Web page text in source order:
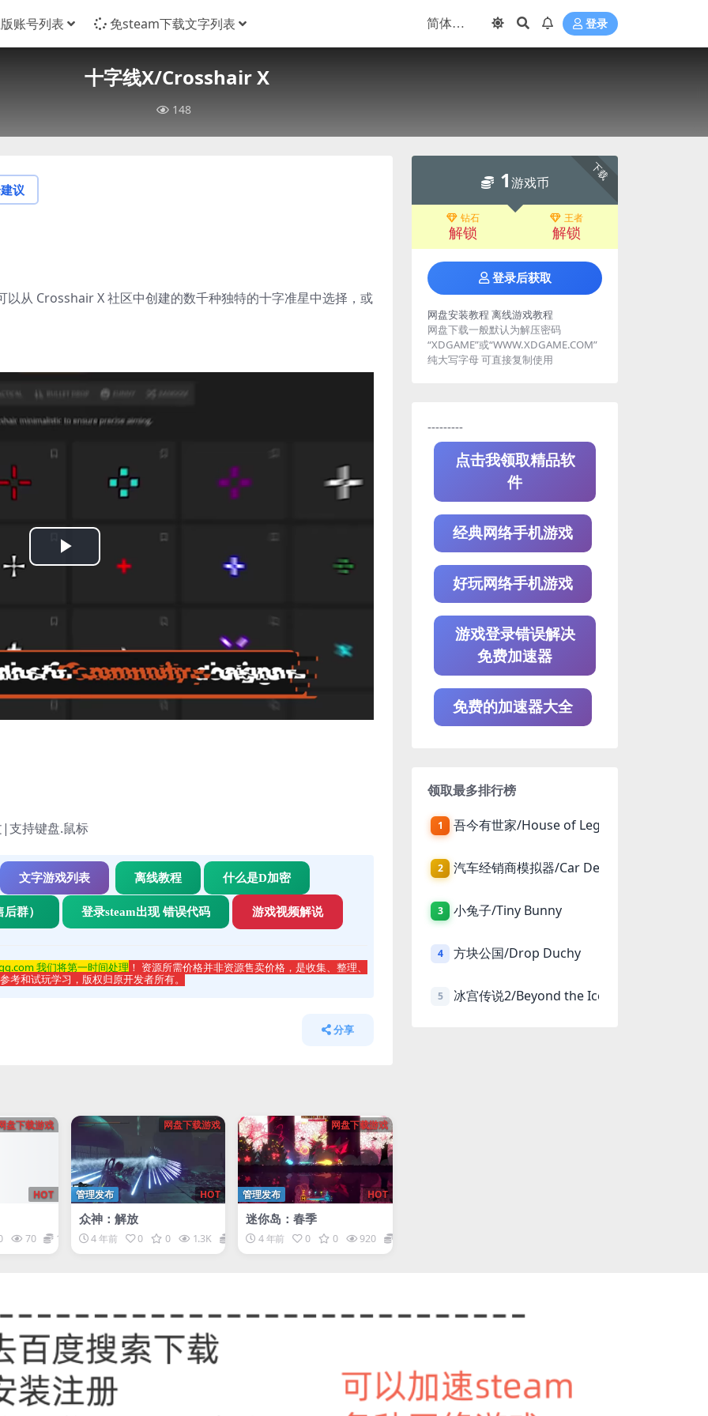
账号列表 免steam下载文字列表 登录
十字线X/Crosshair X
148
议
从 Crosshair X 社区中创建的数千种独特的十字准星中选择，或
Play
支持键盘.鼠标
文字游戏列表 离线教程 什么是D加密
群） 登录steam出现 错误代码 游戏视频解说
我们将第一时间处理 ！ 资源所需价格并非资源售卖价格，是收集、整理、
和试玩学习，版权归原开发者所有。
分享
盘下载游戏
HOT
70 1
网盘下载游戏
HOT
管理发布
众神：解放
4 年前 0 0 1.3K
网盘下载游戏
HOT
管理发布
迷你岛：春季
4 年前 0 0 920
下载
1游戏币
钻石
解锁
王者
解锁
登录后获取
网盘安装教程 离线游戏教程
网盘下载一般默认为解压密码
“XDGAME”或“WWW.XDGAME.COM”
纯大写字母 可直接复制使用
---------
点击我领取精品软
件
经典网络手机游戏
好玩网络手机游戏
游戏登录错误解决
免费加速器
免费的加速器大全
领取最多排行榜
1 吾今有世家/House of Legacy
2 汽车经销商模拟器/Car Dealer Simulator
3 小兔子/Tiny Bunny
4 方块公国/Drop Duchy
5 冰宫传说2/Beyond the Ice Palace 2